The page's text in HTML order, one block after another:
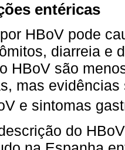
entéricas
HBoV pode
diarreia e
HBoV são
mas
e sintomas
do